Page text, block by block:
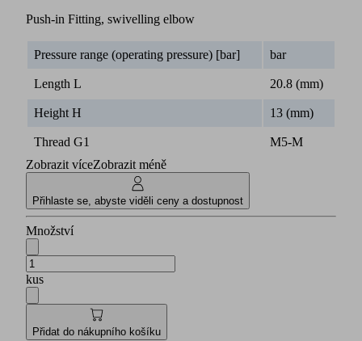
Push-in Fitting, swivelling elbow
Pressure range (operating pressure) [bar] bar
Length L 20.8 (mm)
Height H 13 (mm)
Thread G1
M5-M
Zobrazit víceZobrazit méně
Přihlaste se, abyste viděli ceny a dostupnost
Množství
kus
Přidat do nákupního košíku